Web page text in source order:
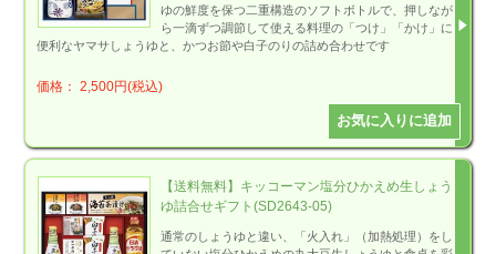
ゆの鮮度を保つ二重構造のソフトボトルで、押しなが
ら一滴ずつ調節して使える料理の「つけ」「かけ」に
便利なヤマサしょうゆと、かつお節や白子のりの詰め合わせです
価格： 2,500円(税込)
【送料無料】キッコーマン塩分ひかえめ生しょう
ゆ詰合せギフト(SD2643-05)
通常のしょうゆと違い、「火入れ」（加熱処理）をし